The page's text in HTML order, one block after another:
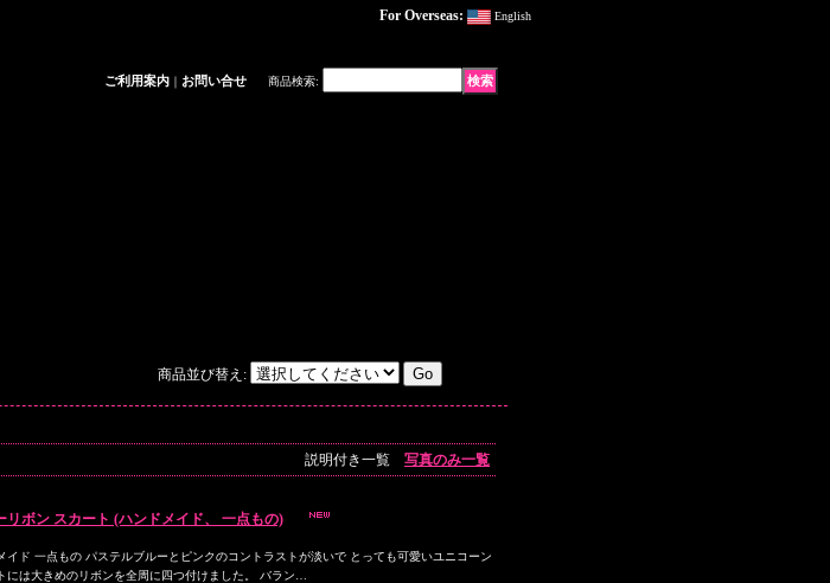
For Overseas: English
ご利用案内 ｜ お問い合せ 商品検索:
商品並び替え :
説明付き一覧 写真のみ一覧
リボン スカート (ハンドメイド、 一点もの)
イド 一点もの パステルブルーとピンクのコントラストが淡いで とっても可愛いユニコーン
には大きめのリボンを全周に四つ付けました。 バラン…